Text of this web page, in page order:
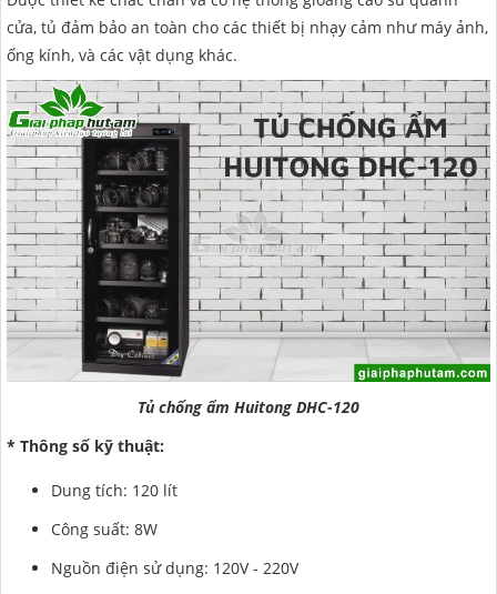
cửa, tủ đảm bảo an toàn cho các thiết bị nhạy cảm như máy ảnh,
ống kính, và các vật dụng khác.
Tủ chống ẩm Huitong DHC-120
* Thông số kỹ thuật:
Dung tích: 120 lít
Công suất: 8W
Nguồn điện sử dụng: 120V - 220V